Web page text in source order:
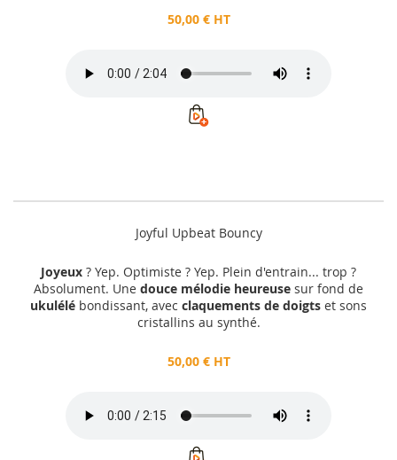
50,00 € HT
Joyful Upbeat Bouncy
Joyeux ? Yep. Optimiste ? Yep. Plein d'entrain... trop ?
Absolument. Une douce mélodie heureuse sur fond de
ukulélé bondissant, avec claquements de doigts et sons
cristallins au synthé.
50,00 € HT